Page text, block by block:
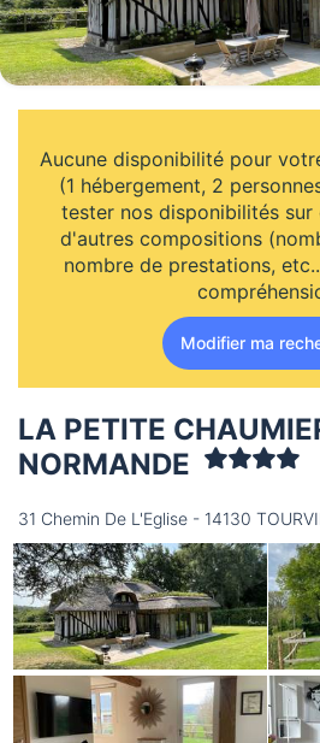
Aucune disponibilité pour
(1 hébergement, 2
tester nos disponibilités sur
d'autres compositions
nombre de prestations,
Modifier ma
LA PETITE
NORMANDE
31 Chemin De L'Eglise - 14130